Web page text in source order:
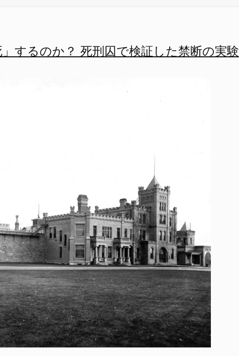
するのか？ 死刑囚で検証した禁断の実験